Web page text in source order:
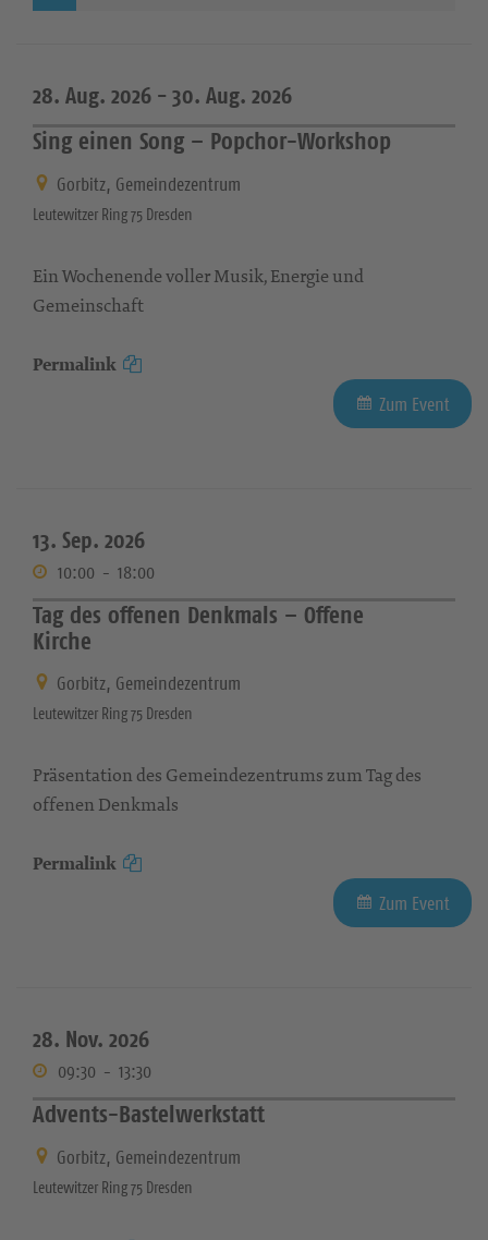
28. Aug. 2026 - 30. Aug. 2026
Sing einen Song – Popchor-Workshop
Gorbitz, Gemeindezentrum
Leutewitzer Ring 75 Dresden
Ein Wochenende voller Musik, Energie und
Gemeinschaft
Permalink
Zum Event
13. Sep. 2026
10:00 - 18:00
Tag des offenen Denkmals – Offene
Kirche
Gorbitz, Gemeindezentrum
Leutewitzer Ring 75 Dresden
Präsentation des Gemeindezentrums zum Tag des
offenen Denkmals
Permalink
Zum Event
28. Nov. 2026
09:30 - 13:30
Advents-Bastelwerkstatt
Gorbitz, Gemeindezentrum
Leutewitzer Ring 75 Dresden